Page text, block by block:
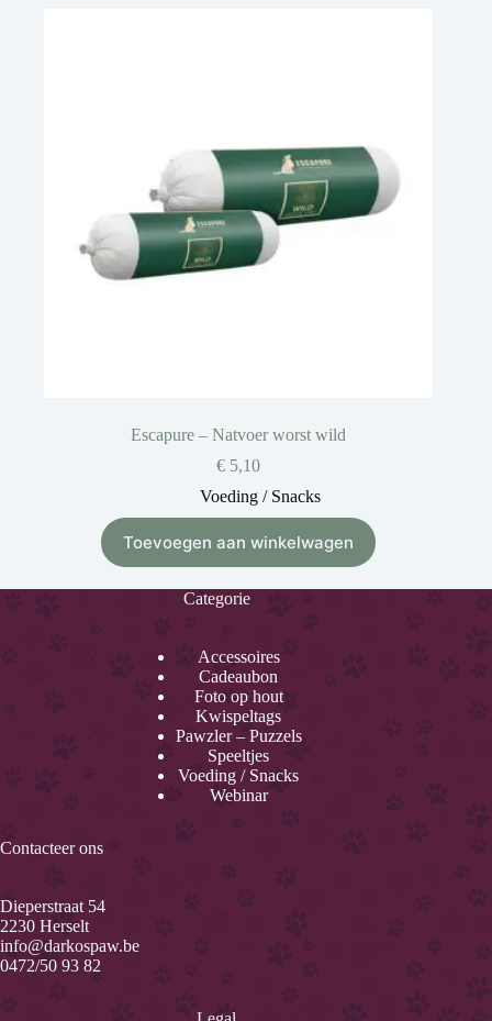
Escapure – Natvoer worst wild
€ 5,10
Voeding / Snacks
Toevoegen aan winkelwagen
Categorie
Accessoires
Cadeaubon
Foto op hout
Kwispeltags
Pawzler – Puzzels
Speeltjes
Voeding / Snacks
Webinar
Contacteer ons
Dieperstraat 54
2230 Herselt
info@darkospaw.be
0472/50 93 82